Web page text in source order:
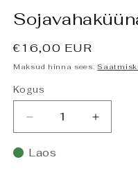
1
modaalselt
Tavahind
€16,00 EUR
Maksud hinna sees.
Kogus
Vähenda
Sojavahaküünal
Must
Laos